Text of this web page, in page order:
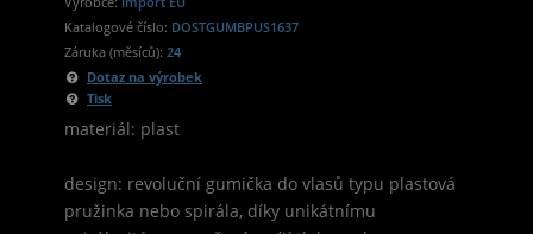
Katalogové číslo: DOSTGUMBPUS1637
Záruka (měsíců): 24
Dotaz na výrobek
Tisk
materiál: plast
design: revoluční gumička do vlasů typu plastová
pružinka nebo spirála, díky unikátnímu